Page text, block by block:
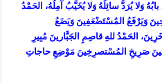
وَلا يُرَدُّ سائِلُهُ وَلا يُخَيَّبُ آمِلُهُ، الحَمْدُ
وَيَرْفَعُ المُسْتَضْعَفِينَ وَيَضَعُ
الحَمْدُ للهِ قاصِمِ الجَبَّارينَ مُبِيرِ
صَرِيخِ المُسْتصرِخِينَ مَوْضِعِ حاجاتِ